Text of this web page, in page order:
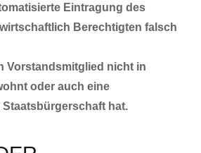
Eintragung des
Berechtigten falsch
Vorstandsmitglied nicht in
oder auch eine
hat.